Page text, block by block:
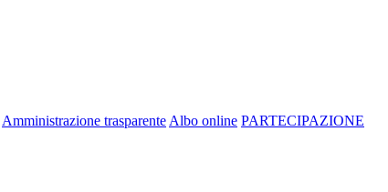
Amministrazione trasparente Albo online PARTECIPAZIONE